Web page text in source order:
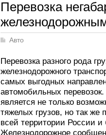
Перевозка
Авто
Перевозка разного рода
железнодорожного
самых выгодных
автомобильных
является не только
тяжелых грузов, но так же
всей территории России и
Железнодорожное